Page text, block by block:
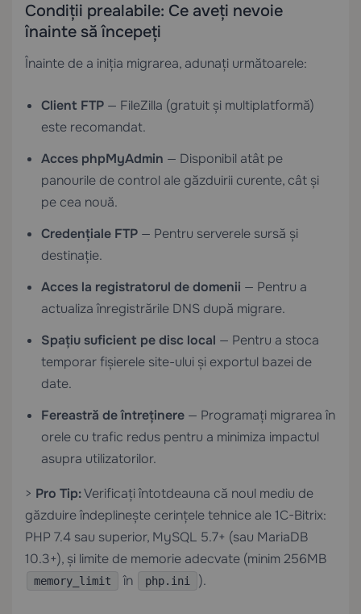
Condiții prealabile: Ce aveți nevoie
înainte să începeți
Înainte de a iniția migrarea, adunați următoarele:
Client FTP — FileZilla (gratuit și multiplatformă)
este recomandat.
Acces phpMyAdmin — Disponibil atât pe
panourile de control ale găzduirii curente, cât și
pe cea nouă.
Credențiale FTP — Pentru serverele sursă și
destinație.
Acces la registratorul de domenii — Pentru a
actualiza înregistrările DNS după migrare.
Spațiu suficient pe disc local — Pentru a stoca
temporar fișierele site-ului și exportul bazei de
date.
Fereastră de întreținere — Programați migrarea în
orele cu trafic redus pentru a minimiza impactul
asupra utilizatorilor.
> Pro Tip:Verificați întotdeauna că noul mediu de
găzduire îndeplinește cerințele tehnice ale 1C-Bitrix:
PHP 7.4 sau superior, MySQL 5.7+ (sau MariaDB
10.3+), și limite de memorie adecvate (minim 256MB
memory_limit în php.ini ).